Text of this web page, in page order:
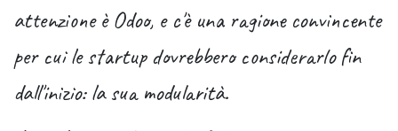
attenzione è Odoo, e c'è una ragione convincente
per cui le startup dovrebbero considerarlo fin
dall'inizio: la sua modularità.